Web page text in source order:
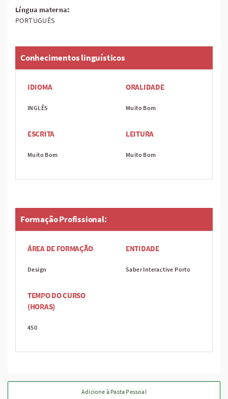
Língua materna:
PORTUGUÊS
Conhecimentos linguísticos
IDIOMA
INGLÊS
ORALIDADE
Muito Bom
ESCRITA
Muito Bom
LEITURA
Muito Bom
Formação Profissional:
ÁREA DE FORMAÇÃO
Design
ENTIDADE
Saber Interactive Porto
TEMPO DO CURSO
(HORAS)
450